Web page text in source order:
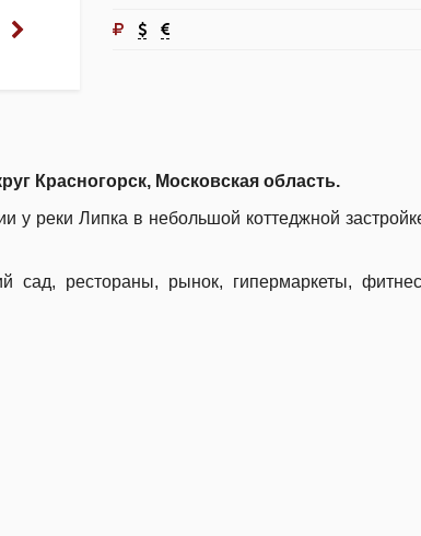
Красногорск, Московская область.
у реки Липка в небольшой коттеджной
сад, рестораны, рынок, гипермаркеты,